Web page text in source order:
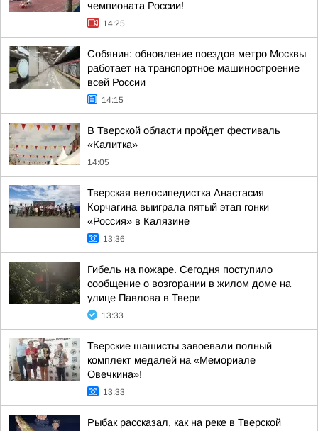
чемпионата России!
14:25
Собянин: обновление поездов метро Москвы
работает на транспортное машиностроение
всей России
14:15
В Тверской области пройдет фестиваль
«Калитка»
14:05
Тверская велосипедистка Анастасия
Корчагина выиграла пятый этап гонки
«Россия» в Калязине
13:36
Гибель на пожаре. Сегодня поступило
сообщение о возгорании в жилом доме на
улице Павлова в Твери
13:33
Тверские шашисты завоевали полный
комплект медалей на «Мемориале
Овечкина»!
13:33
Рыбак рассказал, как на реке в Тверской